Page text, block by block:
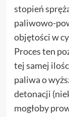
stopień
paliwowo-
objętości w
Proces ten
tej samej
paliwa o
detonacji
mogłoby